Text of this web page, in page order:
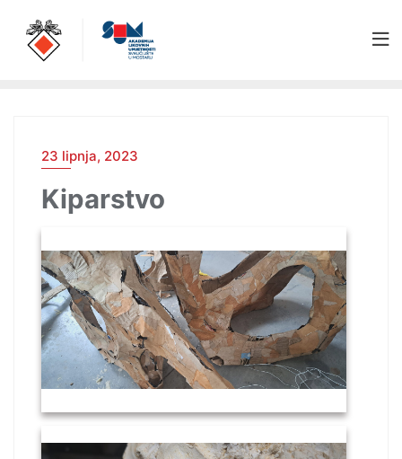
23 lipnja, 2023
Kiparstvo